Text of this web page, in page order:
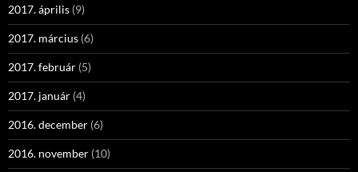
2017. április (9)
2017. március (6)
2017. február (5)
2017. január (4)
2016. december (6)
2016. november (10)